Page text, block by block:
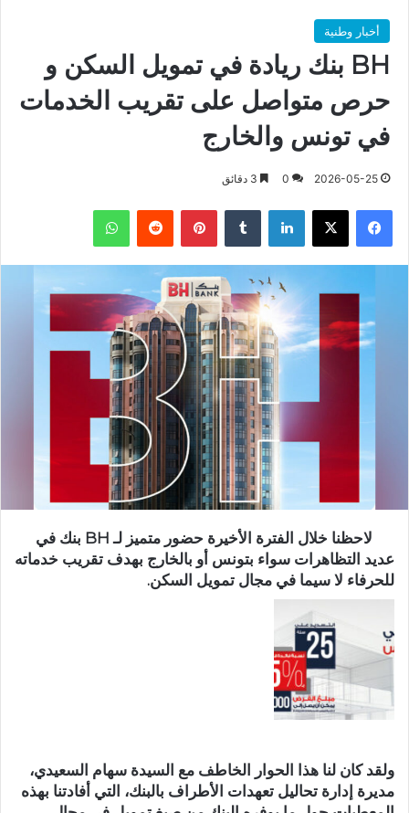
أخبار وطنية
BH بنك ريادة في تمويل السكن و
حرص متواصل على تقريب الخدمات
في تونس والخارج
2026-05-25
0
فيسبوك X لينكدإن بينتيريست واتساب
لاحظنا خلال الفترة الأخيرة حضور متميز لـ BH بنك في
عديد التظاهرات سواء بتونس أو بالخارج بهدف تقريب خدماته
للحرفاء لا سيما في مجال تمويل السكن.
ولقد كان لنا هذا الحوار الخاطف مع السيدة سهام السعيدي،
مديرة إدارة تحاليل تعهدات الأطراف بالبنك، التي أفادتنا بهذه